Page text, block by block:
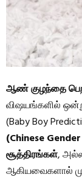
ஆண் குழந்தை பெற
விஷயங்களில்
(Baby Boy
(Chinese
சூத்திரங்கள்,
ஆகியவைகளால்